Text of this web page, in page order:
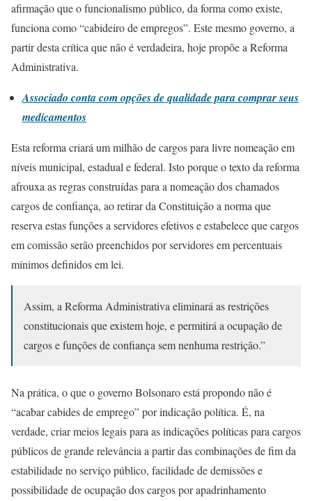
afirmação que o funcionalismo público, da forma como existe,
funciona como “cabideiro de empregos”. Este mesmo governo, a
partir desta crítica que não é verdadeira, hoje propõe a Reforma
Administrativa.
Associado conta com opções de qualidade para comprar seus
medicamentos
Esta reforma criará um milhão de cargos para livre nomeação em
níveis municipal, estadual e federal. Isto porque o texto da reforma
afrouxa as regras construídas para a nomeação dos chamados
cargos de confiança, ao retirar da Constituição a norma que
reserva estas funções a servidores efetivos e estabelece que cargos
em comissão serão preenchidos por servidores em percentuais
mínimos definidos em lei.
Assim, a Reforma Administrativa eliminará as restrições
constitucionais que existem hoje, e permitirá a ocupação de
cargos e funções de confiança sem nenhuma restrição.”
Na prática, o que o governo Bolsonaro está propondo não é
“acabar cabides de emprego” por indicação política. É, na
verdade, criar meios legais para as indicações políticas para cargos
públicos de grande relevância a partir das combinações de fim da
estabilidade no serviço público, facilidade de demissões e
possibilidade de ocupação dos cargos por apadrinhamento